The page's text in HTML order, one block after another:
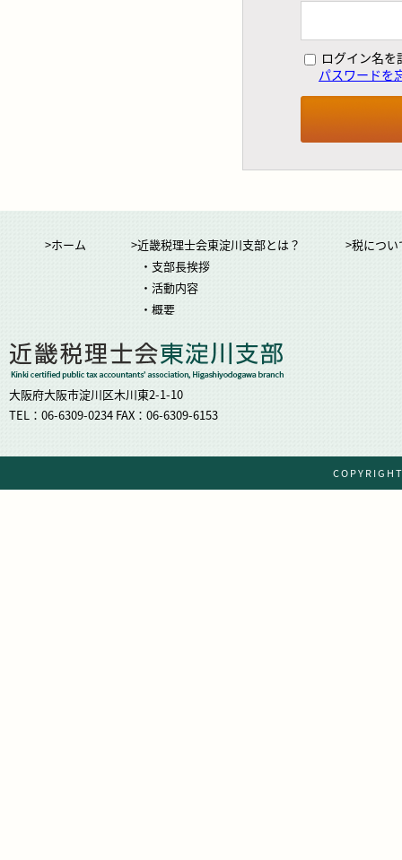
ログイン名を
パスワードを
>ホーム
>近畿税理士会東淀川支部とは？
・支部長挨拶
・活動内容
・概要
>税につ
大阪府大阪市淀川区木川東2-1-10
TEL：06-6309-0234 FAX：06-6309-6153